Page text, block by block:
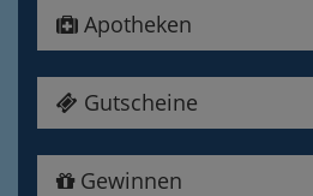
Apotheken
Gutscheine
Gewinnen